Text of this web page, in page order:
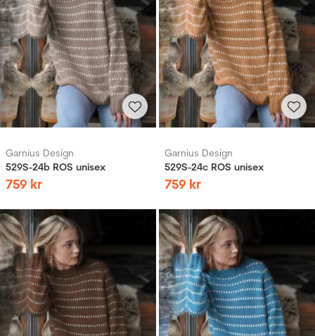
Garnius Design
529S-24b ROS unisex
759 kr
Garnius Design
529S-24c ROS unisex
759 kr